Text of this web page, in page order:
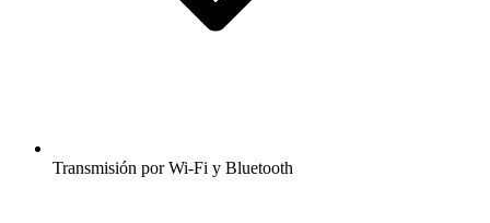
Transmisión por Wi-Fi y Bluetooth